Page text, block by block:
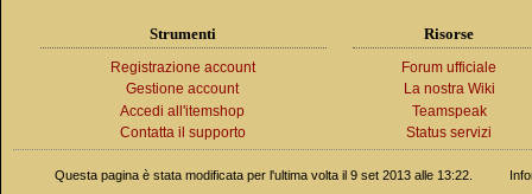
Strumenti
Registrazione account
Gestione account
Accedi all'itemshop
Contatta il supporto
Risorse
Forum ufficiale
La nostra Wiki
Teamspeak
Status servizi
Questa pagina è stata modificata per l'ultima volta il 9 set 2013 alle 13:22.